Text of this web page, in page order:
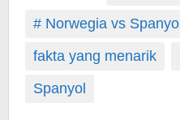
# Norwegia vs Spanyol
fakta yang menarik
Spanyol